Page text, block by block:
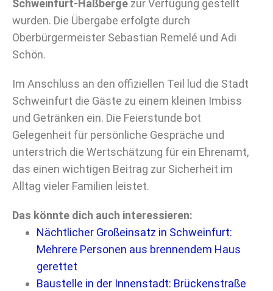
Schweinfurt-Haßberge zur Verfügung gestellt
wurden. Die Übergabe erfolgte durch
Oberbürgermeister Sebastian Remelé und Adi
Schön.
Im Anschluss an den offiziellen Teil lud die Stadt
Schweinfurt die Gäste zu einem kleinen Imbiss
und Getränken ein. Die Feierstunde bot
Gelegenheit für persönliche Gespräche und
unterstrich die Wertschätzung für ein Ehrenamt,
das einen wichtigen Beitrag zur Sicherheit im
Alltag vieler Familien leistet.
Das könnte dich auch interessieren:
Nächtlicher Großeinsatz in Schweinfurt:
Mehrere Personen aus brennendem Haus
gerettet
Baustelle in der Innenstadt: Brückenstraße